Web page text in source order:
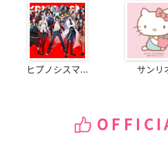
ヒプノシスマ... サンリ